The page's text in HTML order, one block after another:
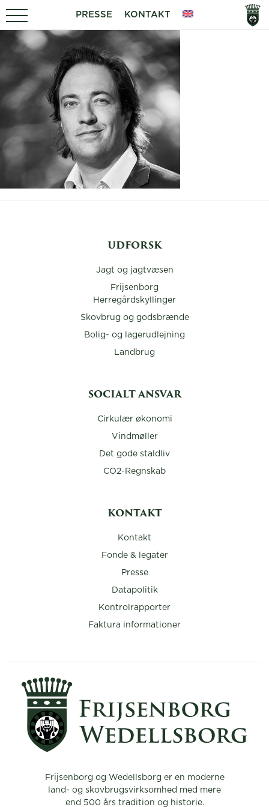
PRESSE KONTAKT
Frijsenborg og Wedellsborg er en moderne
land- og skovbrugsvirksomhed med mere
end 500 års tradition og historie.
UDFORSK
Jagt og jagtvæsen
Frijsenborg
Herregårdskyllinger
Skovbrug og godsbrænde
Bolig- og lagerudlejning
Landbrug
SOCIALT ANSVAR
Cirkulær økonomi
Vindmøller
Det gode staldliv
CO2-Regnskab
KONTAKT
Kontakt
Fonde & legater
Presse
Datapolitik
Kontrolrapporter
Faktura informationer